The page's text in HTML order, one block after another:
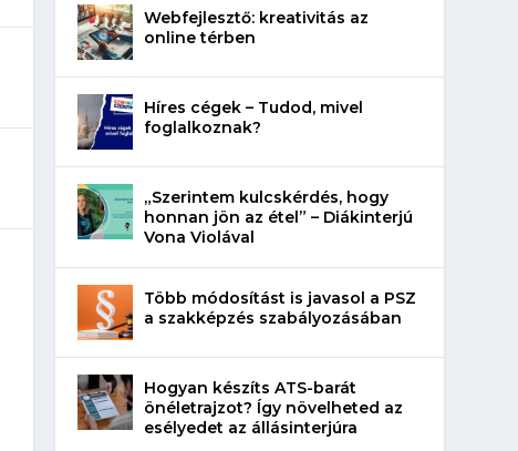
Webfejlesztő: kreativitás az
online térben
Híres cégek – Tudod, mivel
foglalkoznak?
„Szerintem kulcskérdés, hogy
honnan jön az étel” – Diákinterjú
Vona Violával
Több módosítást is javasol a PSZ
a szakképzés szabályozásában
Hogyan készíts ATS-barát
önéletrajzot? Így növelheted az
esélyedet az állásinterjúra